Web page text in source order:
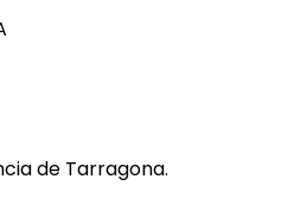
de Tarragona.